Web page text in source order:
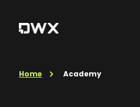
Home Academy